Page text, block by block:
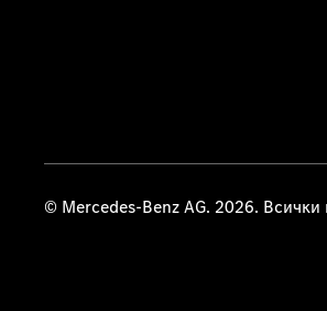
© Mercedes-Benz AG. 2026. Всички